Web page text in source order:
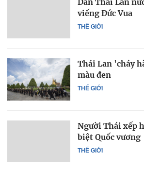
THẾ GIỚI
viếng Đức Vua
THẾ GIỚI
Thái Lan 'cháy
màu đen
THẾ GIỚI
Người Thái xếp
biệt Quốc vương